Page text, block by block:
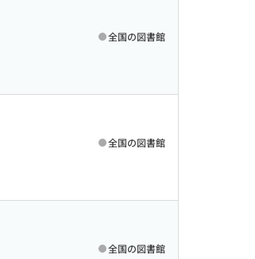
全国の図書館
全国の図書館
全国の図書館